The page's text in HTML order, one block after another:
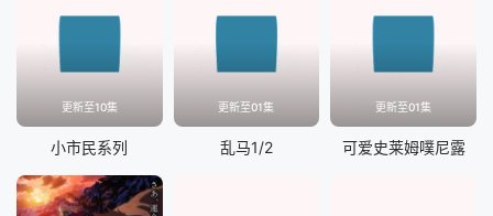
更新至10集
小市民系列
更新至01集
乱马1/2
更新至01集
可爱史莱姆噗尼露